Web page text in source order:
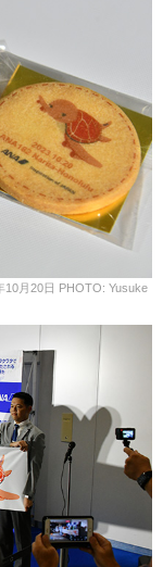
10月20日 PHOTO: Yusuke